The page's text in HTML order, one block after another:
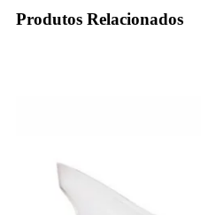
Produtos Relacionados